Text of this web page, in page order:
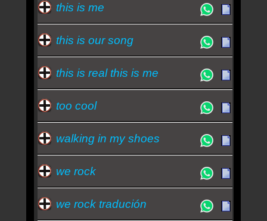
this is me
this is our song
this is real this is me
too cool
walking in my shoes
we rock
we rock tradución